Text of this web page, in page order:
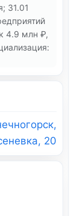
31.01
4.9 млн ₽,
20